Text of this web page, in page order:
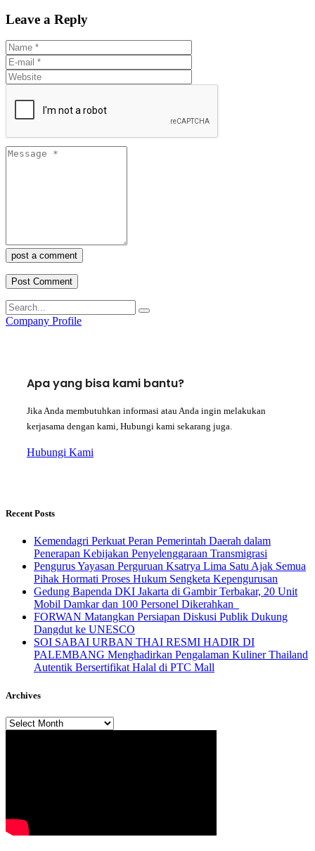
Leave a Reply
post a comment
Company Profile
Apa yang bisa kami bantu?
Jika Anda membutuhkan informasi atau Anda ingin melakukan
kerjasama dengan kami, Hubungi kami sekarang juga.
Hubungi Kami
Recent Posts
Kemendagri Perkuat Peran Pemerintah Daerah dalam
Penerapan Kebijakan Penyelenggaraan Transmigrasi
Pengurus Yayasan Perguruan Ksatrya Lima Satu Ajak Semua
Pihak Hormati Proses Hukum Sengketa Kepengurusan
Gedung Bapenda DKI Jakarta di Gambir Terbakar, 20 Unit
Mobil Damkar dan 100 Personel Dikerahkan
FORWAN Matangkan Persiapan Diskusi Publik Dukung
Dangdut ke UNESCO
SOI SABAI URBAN THAI RESMI HADIR DI
PALEMBANG Menghadirkan Pengalaman Kuliner Thailand
Autentik Bersertifikat Halal di PTC Mall
Archives
Archives